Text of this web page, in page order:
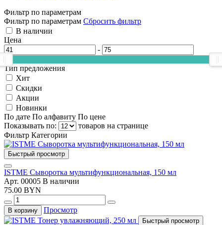
Фильтр по параметрам
Фильтр по параметрам Сбросить фильтр
В наличии
Цена
-
Тип предложения
Хит
Скидки
Акции
Новинки
По дате По алфавиту По цене
Показывать по:
товаров на странице
Фильтр Категории
Быстрый просмотр
ISTME Сыворотка мультифункциональная, 150 мл
Арт. 00005 В наличии
75.00 BYN
В корзину Просмотр
Быстрый просмотр